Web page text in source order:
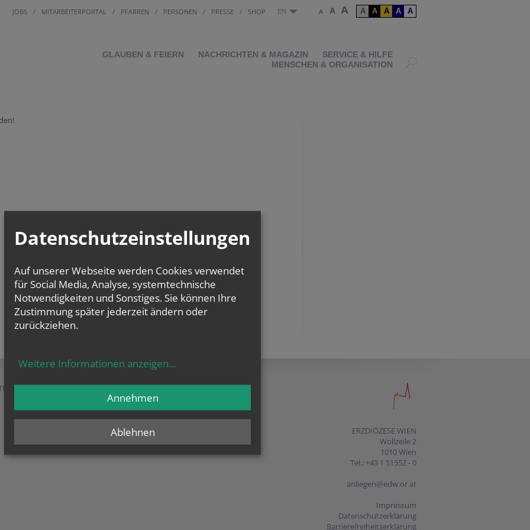
JOBS MITARBEITERPORTAL PFARREN PERSONEN PRESSE SHOP EN A A A A A A A A
GLAUBEN & FEIERN NACHRICHTEN & MAGAZIN
SERVICE & HILFE
MENSCHEN & ORGANISATION
&
SERVICE &
MENSCHEN &
ERZDIÖZESE WIEN
Wollzeile 2
1010 Wien
Tel.: +43 1 51552 - 0
anliegen@edw.or.at
Impressum
Datenschutzerklärung
Barrierefreiheitserklärung
Datenschutzeinstellungen
Auf unserer Webseite werden Cookies verwendet
für Social Media, Analyse, systemtechnische
Notwendigkeiten und Sonstiges. Sie können Ihre
Zustimmung später jederzeit ändern oder
zurückziehen.
Weitere Informationen anzeigen...
Ablehnen
Annehmen